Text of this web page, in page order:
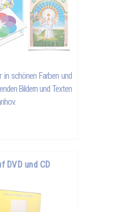
in schönen Farben und
Bildern und Texten
.
DVD und CD